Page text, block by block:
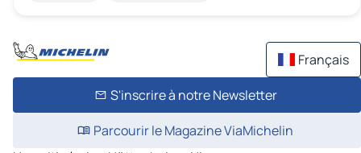
Français
S'inscrire à notre Newsletter
Parcourir le Magazine ViaMichelin